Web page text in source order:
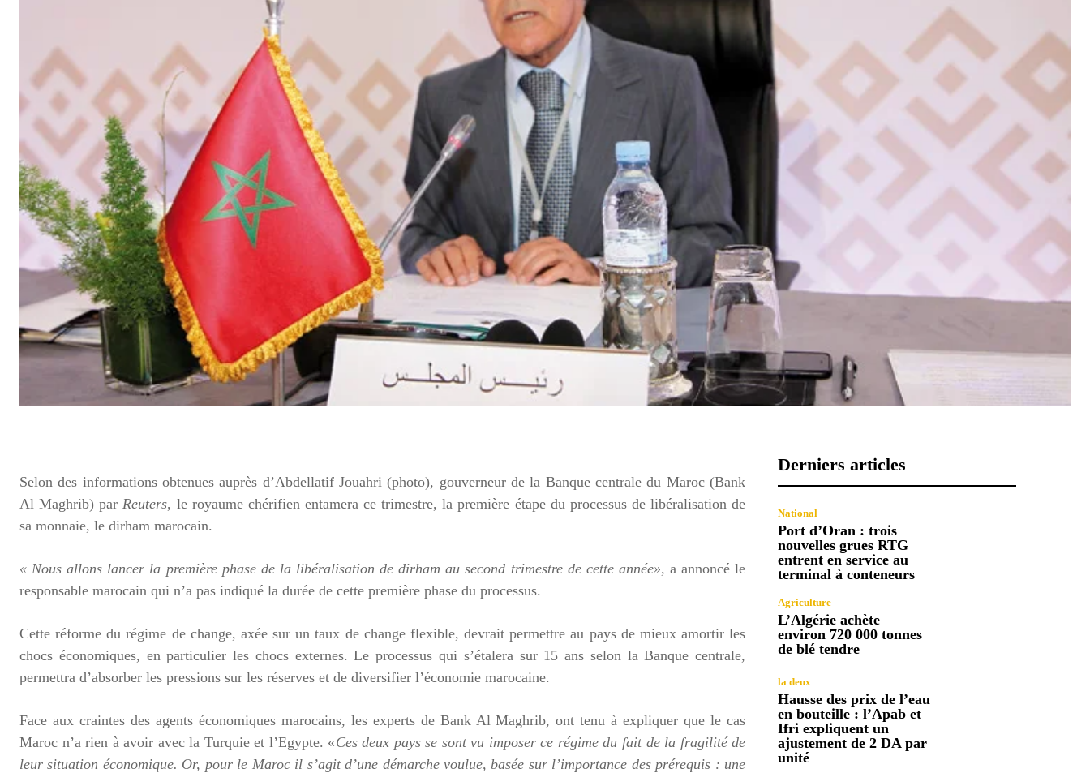
Selon des informations obtenues auprès d’Abdellatif Jouahri (photo), gouverneur de la Banque centrale du Maroc (Bank
Al Maghrib) par Reuters, le royaume chérifien entamera ce trimestre, la première étape du processus de libéralisation de
sa monnaie, le dirham marocain.
« Nous allons lancer la première phase de la libéralisation de dirham au second trimestre de cette année», a annoncé le
responsable marocain qui n’a pas indiqué la durée de cette première phase du processus.
Cette réforme du régime de change, axée sur un taux de change flexible, devrait permettre au pays de mieux amortir les
chocs économiques, en particulier les chocs externes. Le processus qui s’étalera sur 15 ans selon la Banque centrale,
permettra d’absorber les pressions sur les réserves et de diversifier l’économie marocaine.
Face aux craintes des agents économiques marocains, les experts de Bank Al Maghrib, ont tenu à expliquer que le cas
Maroc n’a rien à avoir avec la Turquie et l’Egypte. «Ces deux pays se sont vu imposer ce régime du fait de la fragilité de
leur situation économique. Or, pour le Maroc il s’agit d’une démarche voulue, basée sur l’importance des prérequis : une
Derniers articles
National
Port d’Oran : trois
nouvelles grues RTG
entrent en service au
terminal à conteneurs
Agriculture
L’Algérie achète
environ 720 000 tonnes
de blé tendre
la deux
Hausse des prix de l’eau
en bouteille : l’Apab et
Ifri expliquent un
ajustement de 2 DA par
unité